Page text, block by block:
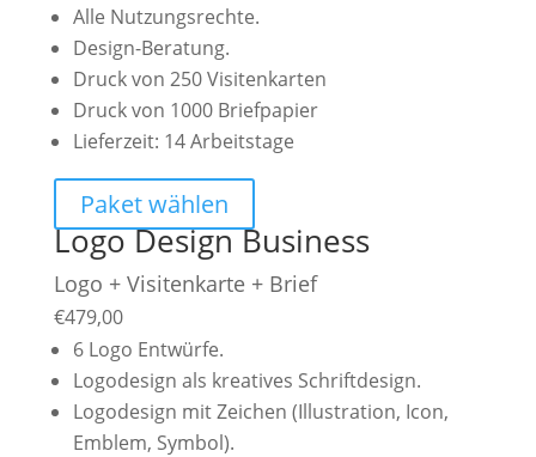
Alle Nutzungsrechte.
Design-Beratung.
Druck von 250 Visitenkarten
Druck von 1000 Briefpapier
Lieferzeit: 14 Arbeitstage
Paket wählen
Logo Design Business
Logo + Visitenkarte + Brief
€479,00
6 Logo Entwürfe.
Logodesign als kreatives Schriftdesign.
Logodesign mit Zeichen (Illustration, Icon,
Emblem, Symbol).